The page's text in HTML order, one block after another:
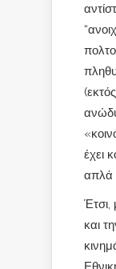
έχει
απλά
Έτσι,
και